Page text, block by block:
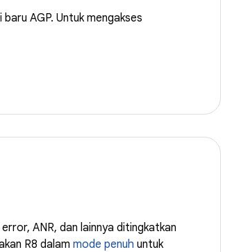
AGP. Untuk mengakses
ANR, dan lainnya ditingkatkan
R8 dalam mode penuh untuk